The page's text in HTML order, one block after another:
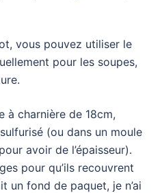
vous pouvez utiliser le
pour les soupes,
à charnière de 18cm,
(ou dans un moule
avoir de l’épaisseur).
pour qu’ils recouvrent
un fond de paquet, je n’ai